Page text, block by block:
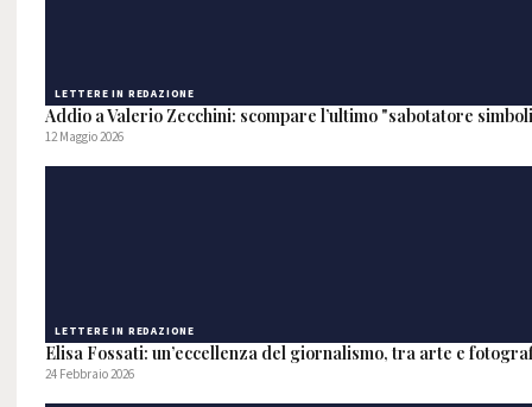
LETTERE IN REDAZIONE
Addio a Valerio Zecchini: scompare l’ultimo "sabotatore
12 Maggio 2026
LETTERE IN REDAZIONE
Elisa Fossati: un’eccellenza del giornalismo, tra arte e
24 Febbraio 2026